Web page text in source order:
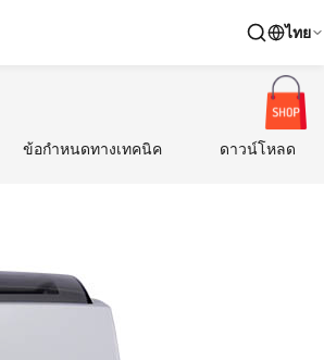
ไทย
ข้อกำหนดทางเทคนิค ดาวน์โหลด